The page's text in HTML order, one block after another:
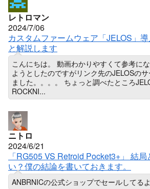
レトロマン
2024/7/06
カスタムファームウェア「JELOS」
と解説します
こんにちは。 動画わかりやすくて参考に
ようとしたのですがリンク先のJELOSの
ました。。。。 ちょっと調べたところ
ROCKNI...
ニトロ
2024/6/21
「RG505 VS Retroid Pocket3+」 結
い？僕の結論を書いておきます。
ANBRNICの公式ショップでセールしてるよ